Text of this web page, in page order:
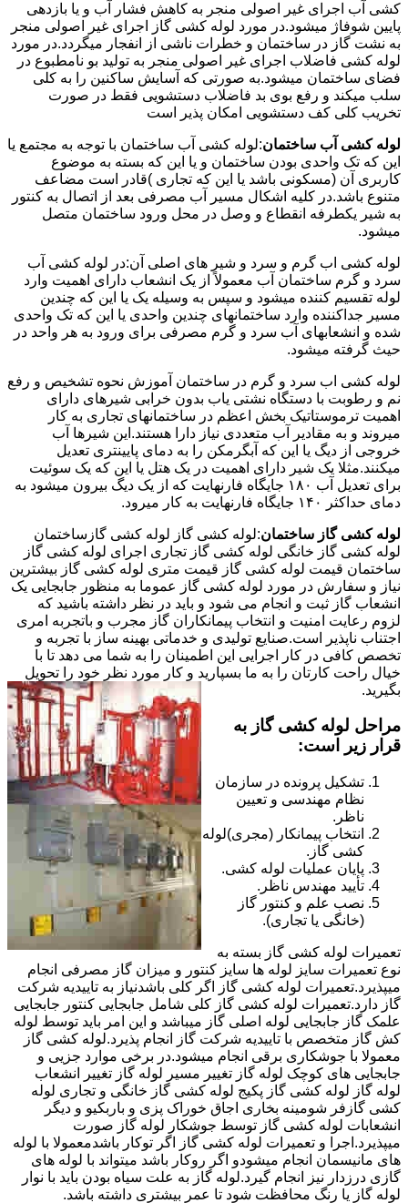
کشی آب اجرای غیر اصولی منجر به کاهش فشار آب و یا بازدهی
پایین شوفاژ میشود.در مورد لوله کشی گاز اجرای غیر اصولی منجر
به نشت گاز در ساختمان و خطرات ناشی از انفجار میگردد.در مورد
لوله کشی فاضلاب اجرای غیر اصولی منجر به تولید بو نامطبوع در
فضای ساختمان میشود.به صورتی که آسایش ساکنین را به کلی
سلب میکند و رفع بوی بد فاضلاب دستشویی فقط در صورت
تخریب کلی کف دستشویی امکان پذیر است
لوله کشی آب ساختمان:لوله کشی آب ساختمان با توجه به مجتمع یا
این که تک واحدی بودن ساختمان و یا این که بسته به موضوع
کاربری آن (مسکونی باشد یا این که تجاری )قادر است مضاعف
متنوع باشد.در کلیه اشکال مسیر آب مصرفی بعد از اتصال به کنتور
به شیر یکطرفه انقطاع و وصل در محل ورود ساختمان متصل
میشود.
لوله کشی اب گرم و سرد و شیر های اصلی آن:در لوله کشی آب
سرد و گرم ساختمان آب معمولاً از یک انشعاب دارای اهمیت وارد
لوله تقسیم کننده میشود و سپس به وسیله یک یا این که چندین
مسیر جداکننده وارد ساختمانهای چندین واحدی یا این که تک واحدی
شده و انشعابهای آب سرد و گرم مصرفی برای ورود به هر واحد در
حیث گرفته میشود.
لوله کشی اب سرد و گرم در ساختمان آموزش نحوه تشخیص و رفع
نم و رطوبت با دستگاه نشتی یاب بدون خرابی شیرهای دارای
اهمیت ترموستاتیک بخش اعظم در ساختمانهای تجاری به کار
میروند و به مقادیر آب متعددی نیاز دارا هستند.این شیرها آب
خروجی از دیگ یا این که آبگرمکن را به دمای پایینتری تعدیل
میکنند.مثلا یک شیر دارای اهمیت در یک هتل یا این که یک سوئیت
برای تعدیل آب ۱۸۰ جایگاه فارنهایت که از یک دیگ بیرون میشود به
دمای حداکثر ۱۴۰ جایگاه فارنهایت به کار میرود.
لوله کشی گاز ساختمان:لوله کشی گاز لوله کشی گازساختمان
لوله کشی گاز خانگی لوله کشی گاز تجاری اجرای لوله کشی گاز
ساختمان قیمت لوله کشی گاز قیمت متری لوله کشی گاز بیشترین
نیاز و سفارش در مورد لوله کشی گاز عموما به منظور جابجایی یک
انشعاب گاز ثبت و انجام می شود و باید در نظر داشته باشید که
لزوم رعایت امنیت و انتخاب پیمانکاران گاز مجرب و باتجربه امری
اجتناب ناپذیر است.صنایع تولیدی و خدماتی بهینه ساز با تجربه و
تخصص کافی در کار اجرایی این اطمینان را به شما می دهد تا با
خیال راحت کارتان را به ما بسپارید و کار مورد نظر خود را تحویل
بگیرید.
مراحل لوله کشی گاز به
قرار زیر است:
تشکیل پرونده در سازمان
نظام مهندسی و تعیین
ناظر.
انتخاب پیمانکار (مجری)لوله
کشی گاز.
پایان عملیات لوله کشی.
تأیید مهندس ناظر.
نصب علم و کنتور گاز
(خانگی یا تجاری).
تعمیرات لوله کشی گاز بسته به
نوع تعمیرات سایز لوله ها سایز کنتور و میزان گاز مصرفی انجام
میپذیرد.تعمیرات لوله کشی گاز اگر کلی باشدنیاز به تاییدیه شرکت
گاز دارد.تعمیرات لوله کشی گاز کلی شامل جابجایی کنتور جابجایی
علمک گاز جابجایی لوله اصلی گاز میباشد و این امر باید توسط لوله
کش گاز متخصص با تاییدیه شرکت گاز انجام پذیرد.لوله کشی گاز
معمولا با جوشکاری برقی انجام میشود.در برخی موارد جزیی و
جابجایی های کوچک لوله گاز تغییر مسیر لوله گاز تغییر انشعاب
لوله گاز لوله کشی گاز پکیج لوله کشی گاز خانگی و تجاری لوله
کشی گازفر شومینه بخاری اجاق خوراک پزی و باربکیو و دیگر
انشعابات لوله کشی گاز توسط جوشکار لوله گاز صورت
میپذیرد.اجرا و تعمیرات لوله کشی گاز اگر توکار باشدمعمولا با لوله
های مانیسمان انجام میشودو اگر روکار باشد میتواند با لوله های
گازی درزدار نیز انجام گیرد.لوله گاز به علت سیاه بودن باید با نوار
لوله گاز یا رنگ محافظت شود تا عمر بیشتری داشته باشد.